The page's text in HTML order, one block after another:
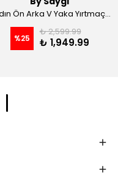
Kadın Ön Arka V Yaka Yırtmaçlı Likralı Scuba Midi Elbise - Siyah
%25
₺ 2,599.99
₺ 1,949.99